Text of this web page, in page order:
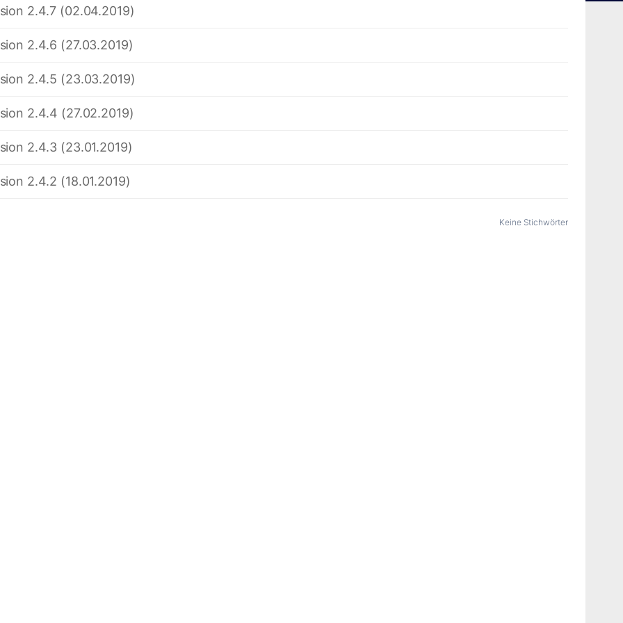
2.4.7 (02.04.2019)
2.4.6 (27.03.2019)
2.4.5 (23.03.2019)
2.4.4 (27.02.2019)
2.4.3 (23.01.2019)
2.4.2 (18.01.2019)
Keine Stichwörter